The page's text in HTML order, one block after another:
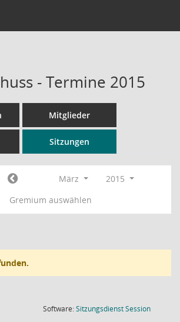
- Termine 2015
Mitglieder
Sitzungen
März
2015
Gremium auswählen
Software:SitzungsdienstSession(Wird in